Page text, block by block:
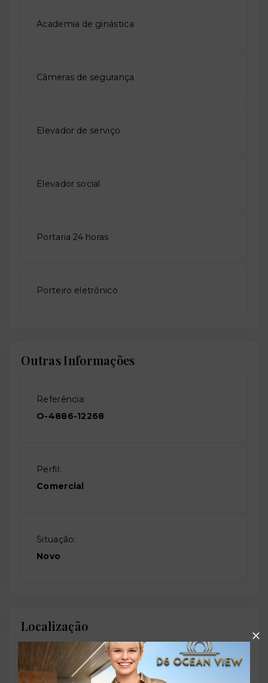
Academia de ginástica
Câmeras de segurança
Elevador de serviço
Elevador social
Portaria 24 horas
Porteiro eletrônico
Outras Informações
Referência:
O-4886-12268
Perfil:
Comercial
Situação:
Novo
Localização
Rua Osório Duque Estrada, 40 - Paraíso - São
Paulo/SP
- 04001-120